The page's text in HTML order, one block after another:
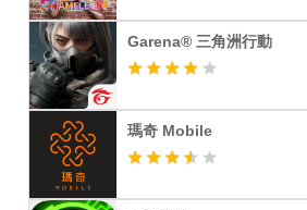
Garena® 三角洲行動
瑪奇 Mobile